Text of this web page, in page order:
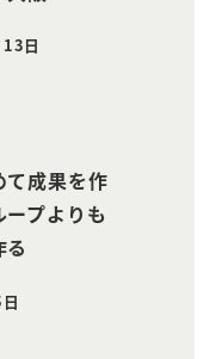
日
て成果を作
プよりも